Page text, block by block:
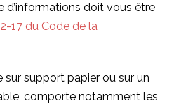
d’informations doit vous être
17 du Code de la
sur support papier ou sur un
comporte notamment les